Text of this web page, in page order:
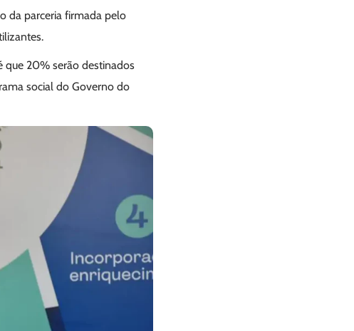
da parceria firmada pelo
que 20% serão destinados
social do Governo do